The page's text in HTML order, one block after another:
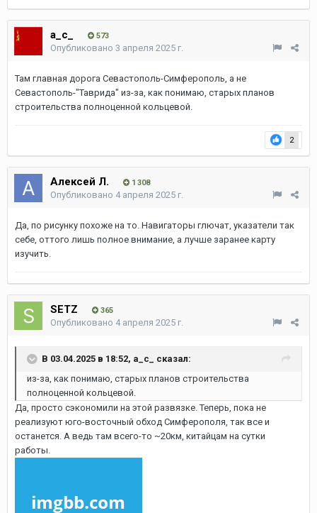
a_c_ 573
Опубликовано 3 апреля 2025 г.
Там главная дорога Севастополь-Симферополь, а не
Севастополь-"Таврида" из-за, как понимаю, старых планов
строительства полноценной кольцевой.
2
Алексей Л. 1 308
Опубликовано 4 апреля 2025 г.
Да, по рисунку похоже на то. Навигаторы глючат, указатели так
себе, оттого лишь полное внимание, а лучше заранее карту
изучить.
SETZ 365
Опубликовано 4 апреля 2025 г.
В 03.04.2025 в 18:52, a_c_
сказал:
из-за, как понимаю, старых планов строительства
полноценной кольцевой.
Да, просто сэкономили на этой развязке. Теперь, пока не
реализуют юго-восточный обход Симферополя, так все и
останется. А ведь там всего-то ~20км, китайцам на сутки
работы.